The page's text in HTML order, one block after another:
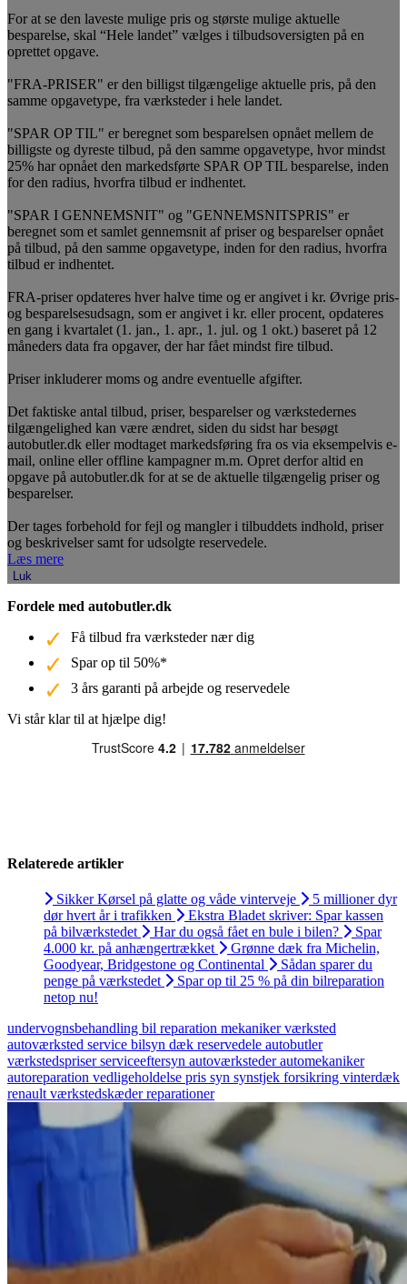
For at se den laveste mulige pris og største mulige aktuelle
besparelse, skal “Hele landet” vælges i tilbudsoversigten på en
oprettet opgave.
"FRA-PRISER" er den billigst tilgængelige aktuelle pris, på den
samme opgavetype, fra værksteder i hele landet.
"SPAR OP TIL" er beregnet som besparelsen opnået mellem de
billigste og dyreste tilbud, på den samme opgavetype, hvor mindst
25% har opnået den markedsførte SPAR OP TIL besparelse, inden
for den radius, hvorfra tilbud er indhentet.
"SPAR I GENNEMSNIT" og "GENNEMSNITSPRIS" er
beregnet som et samlet gennemsnit af priser og besparelser opnået
på tilbud, på den samme opgavetype, inden for den radius, hvorfra
tilbud er indhentet.
FRA-priser opdateres hver halve time og er angivet i kr. Øvrige pris-
og besparelsesudsagn, som er angivet i kr. eller procent, opdateres
en gang i kvartalet (1. jan., 1. apr., 1. jul. og 1 okt.) baseret på 12
måneders data fra opgaver, der har fået mindst fire tilbud.
Priser inkluderer moms og andre eventuelle afgifter.
Det faktiske antal tilbud, priser, besparelser og værkstedernes
tilgængelighed kan være ændret, siden du sidst har besøgt
autobutler.dk eller modtaget markedsføring fra os via eksempelvis e-
mail, online eller offline kampagner m.m. Opret derfor altid en
opgave på autobutler.dk for at se de aktuelle tilgængelig priser og
besparelser.
Der tages forbehold for fejl og mangler i tilbuddets indhold, priser
og beskrivelser samt for udsolgte reservedele.
Læs mere
Luk
Fordele med autobutler.dk
Få tilbud fra værksteder nær dig
Spar op til 50%*
3 års garanti på arbejde og reservedele
Vi står klar til at hjælpe dig!
Relaterede artikler
Sikker Kørsel på glatte og våde vinterveje
5 millioner dyr
dør hvert år i trafikken
Ekstra Bladet skriver: Spar kassen
på bilværkstedet
Har du også fået en bule i bilen?
Spar
4.000 kr. på anhængertrækket
Grønne dæk fra Michelin,
Goodyear, Bridgestone og Continental
Sådan sparer du
penge på værkstedet
Spar op til 25 % på din bilreparation
netop nu!
undervognsbehandling bil reparation mekanikerværksted
autoværksted service bilsyn dæk reservedele autobutler
værkstedspriserserviceeftersyn autoværkstederautomekaniker
autoreparation vedligeholdelse pris syn synstjek forsikring vinterdæk
renault værkstedskæderreparationer